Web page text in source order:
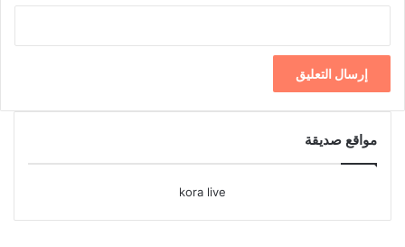
مواقع صديقة
kora live